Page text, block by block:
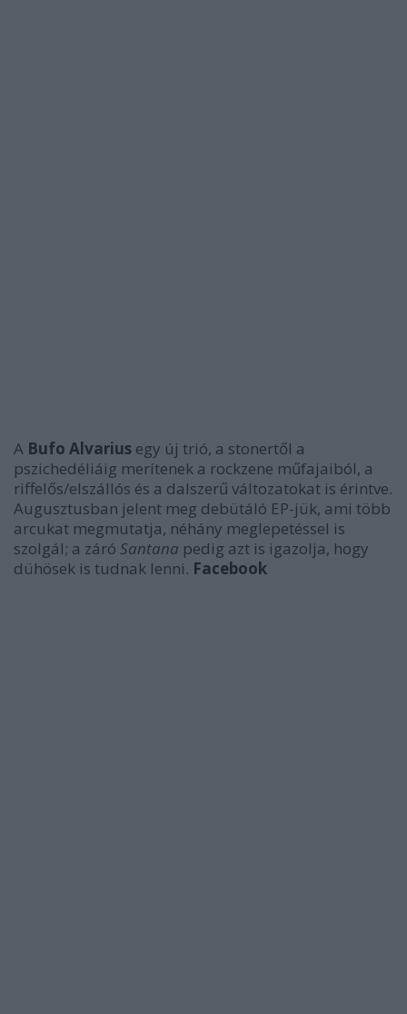
A Bufo Alvarius egy új trió, a stonertől a
pszichedéliáig merítenek a rockzene műfajaiból, a
riffelős/elszállós és a dalszerű változatokat is érintve.
Augusztusban jelent meg debütáló EP-jük, ami több
arcukat megmutatja, néhány meglepetéssel is
szolgál; a záró Santana pedig azt is igazolja, hogy
dühösek is tudnak lenni. Facebook